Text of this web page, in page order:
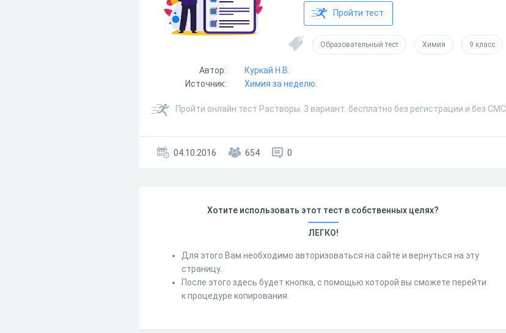
Пройти тест
Образовательный тест Химия 9 класс
Автор:
Куркай Н.В.
Источник:
Химия за неделю.
Пройти онлайн тест Растворы. 3 вариант. бесплатно без регистрации и без СМС
04.10.2016 654 0
Хотите использовать этот тест в собственных целях?
ЛЕГКО!
Для этого Вам необходимо авторизоваться на сайте и вернуться на эту
страницу.
После этого здесь будет кнопка, с помощью которой вы сможете перейти
к процедуре копирования.